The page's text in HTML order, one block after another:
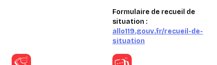
Formulaire de recueil de
situation :
allo119.gouv.fr/recueil-de-
situation